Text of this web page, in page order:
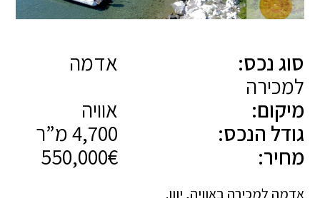
סוג נכס:
אדמה
למכירה
מיקום:
אוויה
גודל הנכס:
מחיר:
550,000€
אדמה למכירה באוויה, יוון.